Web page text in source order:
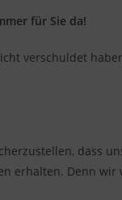
für Sie da!
verschuldet
dass
erhalten. Denn wir